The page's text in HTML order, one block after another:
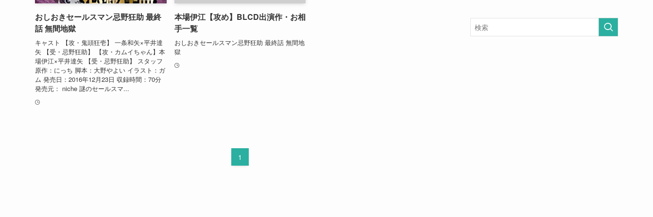
おしおきセールスマン忌野狂助 最終
話 無間地獄
キャスト 【攻・鬼頭狂壱】 一条和矢×平井達
矢 【受・忌野狂助】 【攻・カムイちゃん】本
場伊江×平井達矢 【受・忌野狂助】 スタッフ
原作：にっち 脚本：大野やよい イラスト：ガ
ム 発売日：2016年12月23日 収録時間：70分
発売元： niche 謎のセールスマ...
本場伊江【攻め】BLCD出演作・お相
手一覧
おしおきセールスマン忌野狂助 最終話 無間地
獄
1